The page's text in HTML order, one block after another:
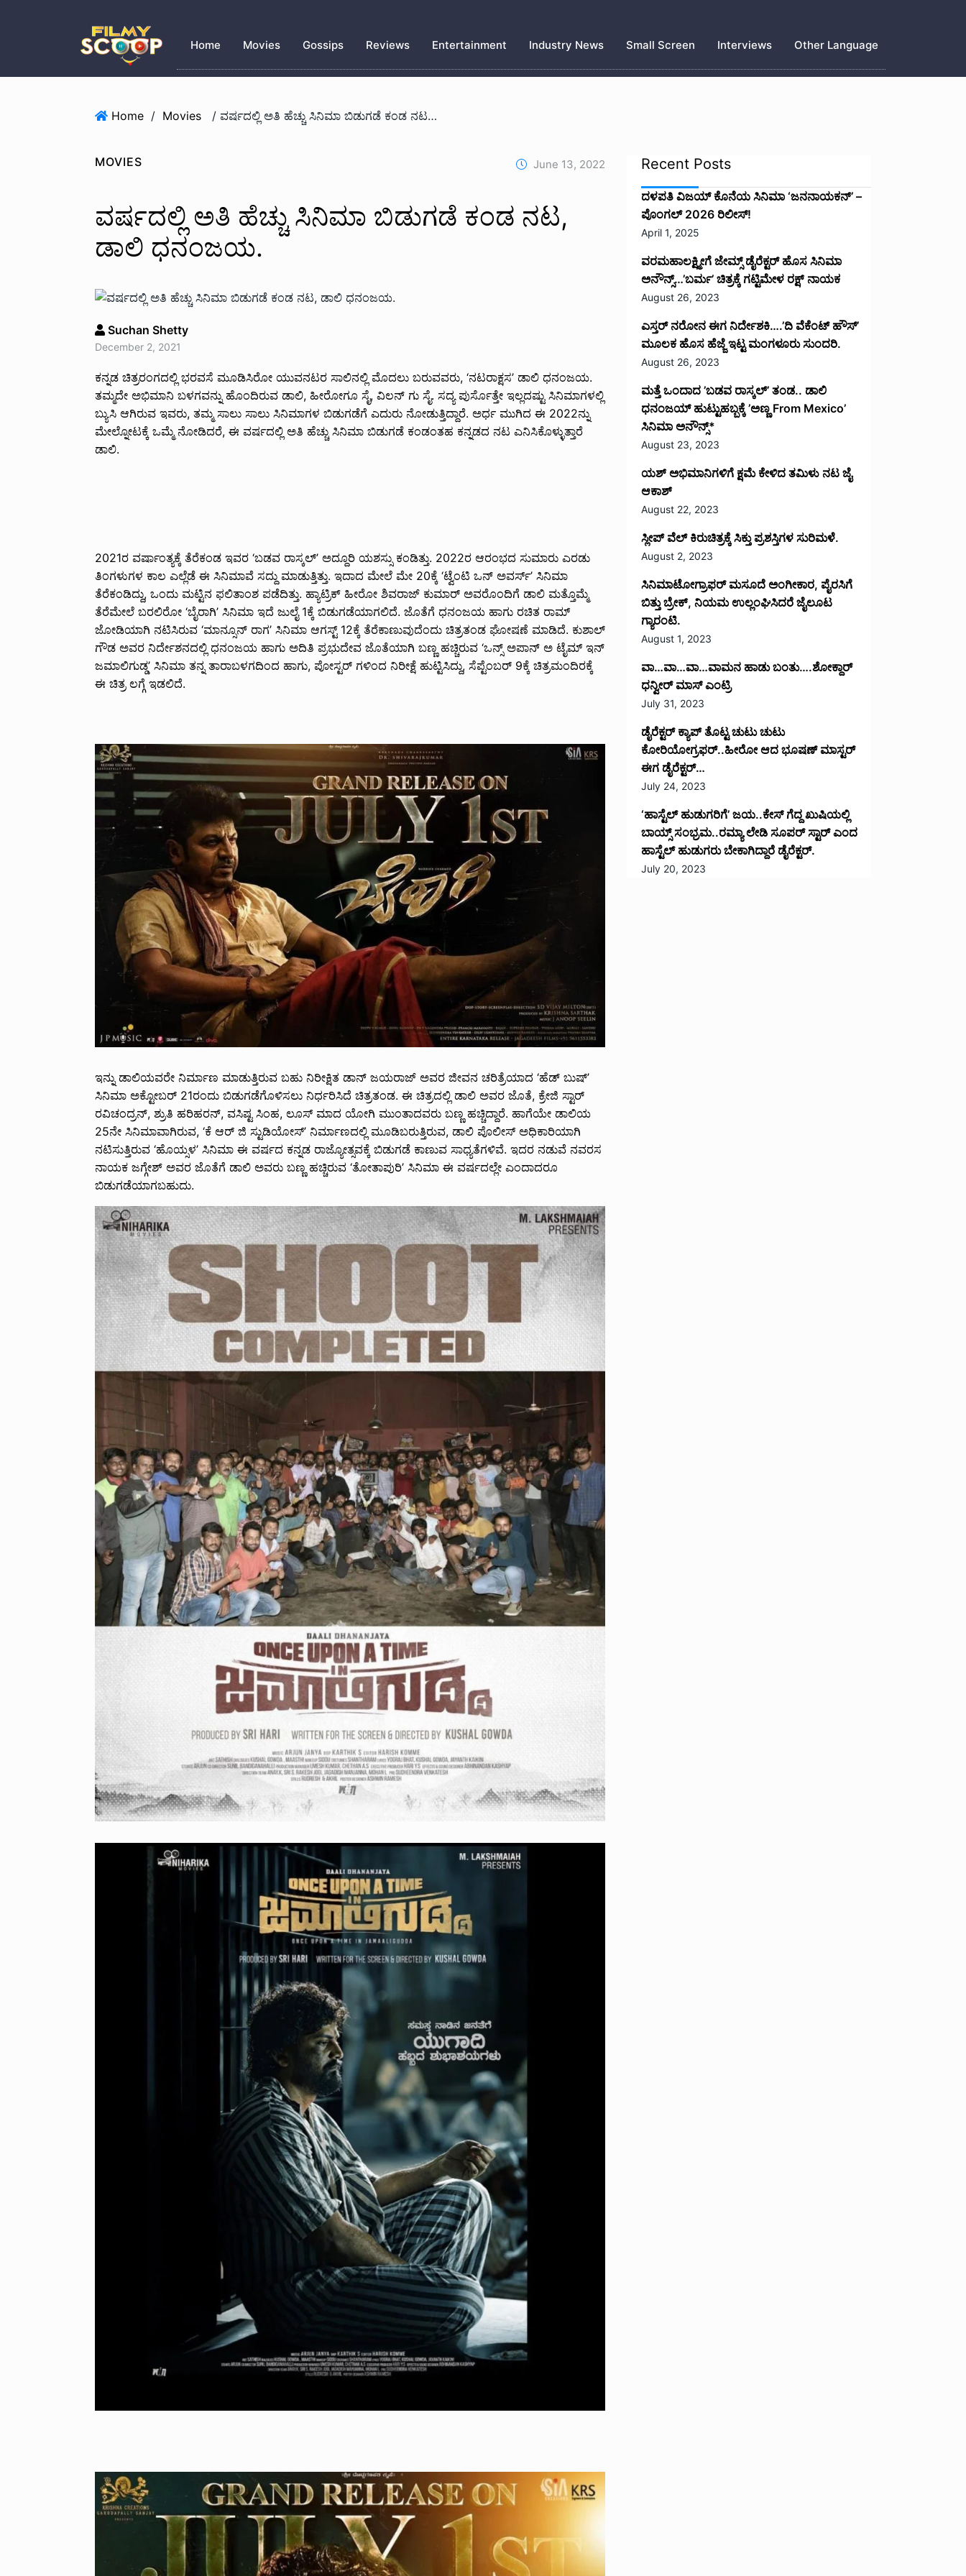
Home Movies Gossips Reviews Entertainment Industry News Small Screen Interviews Other Language
Home / Movies / ವರ್ಷದಲ್ಲಿ ಅತಿ ಹೆಚ್ಚು ಸಿನಿಮಾ ಬಿಡುಗಡೆ ಕಂಡ ನಟ, ಡಾಲಿ ಧನಂಜಯ.
MOVIES June 13, 2022
ವರ್ಷದಲ್ಲಿ ಅತಿ ಹೆಚ್ಚು ಸಿನಿಮಾ ಬಿಡುಗಡೆ ಕಂಡ ನಟ,
ಡಾಲಿ ಧನಂಜಯ.
Suchan Shetty
December 2, 2021
ಕನ್ನಡ ಚಿತ್ರರಂಗದಲ್ಲಿ ಭರವಸೆ ಮೂಡಿಸಿರೋ ಯುವನಟರ ಸಾಲಿನಲ್ಲಿ ಮೊದಲು ಬರುವವರು, ‘ನಟರಾಕ್ಷಸ’ ಡಾಲಿ ಧನಂಜಯ.
ತಮ್ಮದೇ ಅಭಿಮಾನಿ ಬಳಗವನ್ನು ಹೊಂದಿರುವ ಡಾಲಿ, ಹೀರೋಗೂ ಸೈ, ವಿಲನ್ ಗು ಸೈ. ಸದ್ಯ ಪುರ್ಸೊತ್ತೇ ಇಲ್ಲದಷ್ಟು ಸಿನಿಮಾಗಳಲ್ಲಿ
ಬ್ಯುಸಿ ಆಗಿರುವ ಇವರು, ತಮ್ಮ ಸಾಲು ಸಾಲು ಸಿನಿಮಾಗಳ ಬಿಡುಗಡೆಗೆ ಎದುರು ನೋಡುತ್ತಿದ್ದಾರೆ. ಅರ್ಧ ಮುಗಿದ ಈ 2022ನ್ನು
ಮೇಲ್ನೋಟಕ್ಕೆ ಒಮ್ಮೆ ನೋಡಿದರೆ, ಈ ವರ್ಷದಲ್ಲಿ ಅತಿ ಹೆಚ್ಚು ಸಿನಿಮಾ ಬಿಡುಗಡೆ ಕಂಡಂತಹ ಕನ್ನಡದ ನಟ ಎನಿಸಿಕೊಳ್ಳುತ್ತಾರೆ
ಡಾಲಿ.
2021ರ ವರ್ಷಾಂತ್ಯಕ್ಕೆ ತೆರೆಕಂಡ ಇವರ ‘ಬಡವ ರಾಸ್ಕಲ್’ ಅದ್ದೂರಿ ಯಶಸ್ಸು ಕಂಡಿತ್ತು. 2022ರ ಆರಂಭದ ಸುಮಾರು ಎರಡು
ತಿಂಗಳುಗಳ ಕಾಲ ಎಲ್ಲೆಡೆ ಈ ಸಿನಿಮಾವೆ ಸದ್ದು ಮಾಡುತ್ತಿತ್ತು. ಇದಾದ ಮೇಲೆ ಮೇ 20ಕ್ಕೆ ‘ಟ್ವೆಂಟಿ ಒನ್ ಅವರ್ಸ್’ ಸಿನಿಮಾ
ತೆರೆಕಂಡಿದ್ದು, ಒಂದು ಮಟ್ಟಿನ ಫಲಿತಾಂಶ ಪಡೆದಿತ್ತು. ಹ್ಯಾಟ್ರಿಕ್ ಹೀರೋ ಶಿವರಾಜ್ ಕುಮಾರ್ ಅವರೊಂದಿಗೆ ಡಾಲಿ ಮತ್ತೊಮ್ಮೆ
ತೆರೆಮೇಲೆ ಬರಲಿರೋ ‘ಬೈರಾಗಿ’ ಸಿನಿಮಾ ಇದೆ ಜುಲೈ 1ಕ್ಕೆ ಬಿಡುಗಡೆಯಾಗಲಿದೆ. ಜೊತೆಗೆ ಧನಂಜಯ ಹಾಗು ರಚಿತ ರಾಮ್
ಜೋಡಿಯಾಗಿ ನಟಿಸಿರುವ ‘ಮಾನ್ಸೂನ್ ರಾಗ’ ಸಿನಿಮಾ ಆಗಸ್ಟ್ 12ಕ್ಕೆ ತೆರೆಕಾಣುವುದೆಂದು ಚಿತ್ರತಂಡ ಘೋಷಣೆ ಮಾಡಿದೆ. ಕುಶಾಲ್
ಗೌಡ ಅವರ ನಿರ್ದೇಶನದಲ್ಲಿ ಧನಂಜಯ ಹಾಗು ಅದಿತಿ ಪ್ರಭುದೇವ ಜೊತೆಯಾಗಿ ಬಣ್ಣ ಹಚ್ಚಿರುವ ‘ಒನ್ಸ್ ಅಪಾನ್ ಅ ಟೈಮ್ ಇನ್
ಜಮಾಲಿಗುಡ್ಡ’ ಸಿನಿಮಾ ತನ್ನ ತಾರಾಬಳಗದಿಂದ ಹಾಗು, ಪೋಸ್ಟರ್ ಗಳಿಂದ ನಿರೀಕ್ಷೆ ಹುಟ್ಟಿಸಿದ್ದು, ಸೆಪ್ಟೆಂಬರ್ 9ಕ್ಕೆ ಚಿತ್ರಮಂದಿರಕ್ಕೆ
ಈ ಚಿತ್ರ ಲಗ್ಗೆ ಇಡಲಿದೆ.
ಇನ್ನು ಡಾಲಿಯವರೇ ನಿರ್ಮಾಣ ಮಾಡುತ್ತಿರುವ ಬಹು ನಿರೀಕ್ಷಿತ ಡಾನ್ ಜಯರಾಜ್ ಅವರ ಜೀವನ ಚರಿತ್ರೆಯಾದ ‘ಹೆಡ್ ಬುಷ್’
ಸಿನಿಮಾ ಅಕ್ಟೋಬರ್ 21ರಂದು ಬಿಡುಗಡೆಗೊಳಿಸಲು ನಿರ್ಧರಿಸಿದೆ ಚಿತ್ರತಂಡ. ಈ ಚಿತ್ರದಲ್ಲಿ ಡಾಲಿ ಅವರ ಜೊತೆ, ಕ್ರೇಜಿ ಸ್ಟಾರ್
ರವಿಚಂದ್ರನ್, ಶ್ರುತಿ ಹರಿಹರನ್, ವಸಿಷ್ಟ ಸಿಂಹ, ಲೂಸ್ ಮಾದ ಯೋಗಿ ಮುಂತಾದವರು ಬಣ್ಣ ಹಚ್ಚಿದ್ದಾರೆ. ಹಾಗೆಯೇ ಡಾಲಿಯ
25ನೇ ಸಿನಿಮಾವಾಗಿರುವ, ‘ಕೆ ಆರ್ ಜಿ ಸ್ಟುಡಿಯೋಸ್’ ನಿರ್ಮಾಣದಲ್ಲಿ ಮೂಡಿಬರುತ್ತಿರುವ, ಡಾಲಿ ಪೊಲೀಸ್ ಅಧಿಕಾರಿಯಾಗಿ
ನಟಿಸುತ್ತಿರುವ ‘ಹೊಯ್ಸಳ’ ಸಿನಿಮಾ ಈ ವರ್ಷದ ಕನ್ನಡ ರಾಜ್ಯೋತ್ಸವಕ್ಕೆ ಬಿಡುಗಡೆ ಕಾಣುವ ಸಾಧ್ಯತೆಗಳಿವೆ. ಇದರ ನಡುವೆ ನವರಸ
ನಾಯಕ ಜಗ್ಗೇಶ್ ಅವರ ಜೊತೆಗೆ ಡಾಲಿ ಅವರು ಬಣ್ಣ ಹಚ್ಚಿರುವ ‘ತೋತಾಪುರಿ’ ಸಿನಿಮಾ ಈ ವರ್ಷದಲ್ಲೇ ಎಂದಾದರೂ
ಬಿಡುಗಡೆಯಾಗಬಹುದು.
Recent Posts
ದಳಪತಿ ವಿಜಯ್‌ ಕೊನೆಯ ಸಿನಿಮಾ ‘ಜನನಾಯಕನ್’ –
ಪೊಂಗಲ್ 2026 ರಿಲೀಸ್!
April 1, 2025
ವರಮಹಾಲಕ್ಷ್ಮೀಗೆ ಜೇಮ್ಸ್ ಡೈರೆಕ್ಟರ್ ಹೊಸ ಸಿನಿಮಾ
ಅನೌನ್ಸ್…’ಬರ್ಮ’ ಚಿತ್ರಕ್ಕೆ ಗಟ್ಟಿಮೇಳ ರಕ್ಷ್ ನಾಯಕ
August 26, 2023
ಎಸ್ತರ್ ನರೋನ ಈಗ ನಿರ್ದೇಶಕಿ….’ದಿ ವೆಕೆಂಟ್ ಹೌಸ್‌’‌
ಮೂಲಕ ಹೊಸ ಹೆಜ್ಜೆ ಇಟ್ಟ ಮಂಗಳೂರು ಸುಂದರಿ.
August 26, 2023
ಮತ್ತೆ ಒಂದಾದ ’ಬಡವ ರಾಸ್ಕಲ್’ ತಂಡ.. ಡಾಲಿ
ಧನಂಜಯ್ ಹುಟ್ಟುಹಬ್ಬಕ್ಕೆ ’ಅಣ್ಣ From Mexico’
ಸಿನಿಮಾ ಅನೌನ್ಸ್*
August 23, 2023
ಯಶ್ ಅಭಿಮಾನಿಗಳಿಗೆ ಕ್ಷಮೆ ಕೇಳಿದ ತಮಿಳು ನಟ ಜೈ
ಆಕಾಶ್
August 22, 2023
ಸ್ಲೀಪ್ ವೆಲ್ ಕಿರುಚಿತ್ರಕ್ಕೆ ಸಿಕ್ತು ಪ್ರಶಸ್ತಿಗಳ ಸುರಿಮಳೆ.
August 2, 2023
ಸಿನಿಮಾಟೋಗ್ರಾಫರ್ ಮಸೂದೆ ಅಂಗೀಕಾರ, ಪೈರಸಿಗೆ
ಬಿತ್ತು ಬ್ರೇಕ್, ನಿಯಮ ಉಲ್ಲಂಘಿಸಿದರೆ ಜೈಲೂಟ
ಗ್ಯಾರಂಟಿ.
August 1, 2023
ವಾ…ವಾ…ವಾ…ವಾಮನ ಹಾಡು ಬಂತು….ಶೋಕ್ದಾರ್
ಧನ್ವೀರ್ ಮಾಸ್ ಎಂಟ್ರಿ
July 31, 2023
ಡೈರೆಕ್ಟರ್ ಕ್ಯಾಪ್ ತೊಟ್ಟ ಚುಟು ಚುಟು
ಕೋರಿಯೋಗ್ರಫರ್..ಹೀರೋ ಆದ ಭೂಷಣ್ ಮಾಸ್ಟರ್
ಈಗ ಡೈರೆಕ್ಟರ್…
July 24, 2023
‘ಹಾಸ್ಟೆಲ್ ಹುಡುಗರಿಗೆ’ ಜಯ..ಕೇಸ್ ಗೆದ್ದ ಖುಷಿಯಲ್ಲಿ
ಬಾಯ್ಸ್ ಸಂಭ್ರಮ..ರಮ್ಯಾ ಲೇಡಿ ಸೂಪರ್ ಸ್ಟಾರ್ ಎಂದ
ಹಾಸ್ಟೆಲ್ ಹುಡುಗರು ಬೇಕಾಗಿದ್ದಾರೆ ಡೈರೆಕ್ಟರ್.
July 20, 2023